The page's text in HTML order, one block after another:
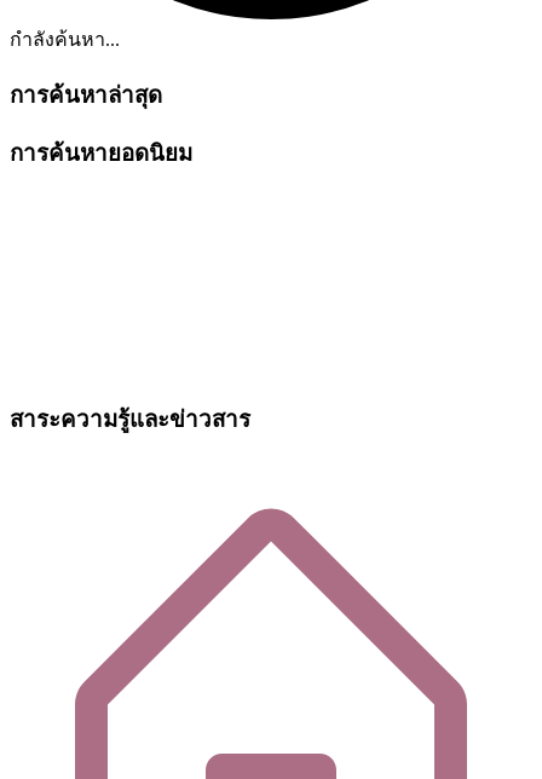
กำลังค้นหา...
การค้นหาล่าสุด
การค้นหายอดนิยม
สาระความรู้และข่าวสาร